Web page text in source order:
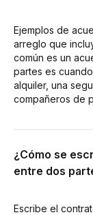
Ejemplos de
arreglo que
común es un
partes es
alquiler, una
compañeros de
¿Cómo se
entre dos
Escribe el